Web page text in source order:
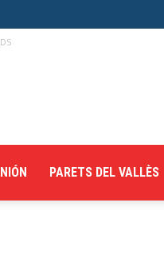
PARETS DEL VALLÈS